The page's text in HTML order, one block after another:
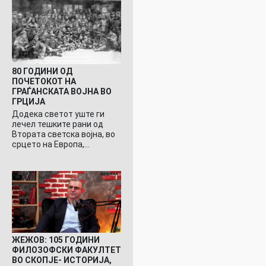
80 ГОДИНИ ОД
ПОЧЕТОКОТ НА
ГРАЃАНСКАТА ВОЈНА ВО
ГРЦИЈА
Додека светот уште ги
лечел тешките рани од
Втората светска војна, во
срцето на Европа,…
ЖЕЖОВ: 105 ГОДИНИ
ФИЛОЗОФСКИ ФАКУЛТЕТ
ВО СКОПЈЕ- ИСТОРИЈА,